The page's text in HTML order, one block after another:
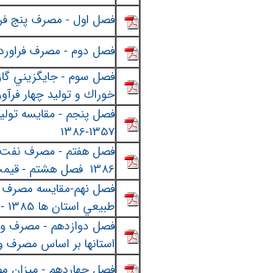
فصل اول - مصرف پنج فرآورده
فصل دوم - مصرف
خوراك و توليد چهار فرآورده
1357-1386
فصل هفتم - مصرف نفت
1386 فصل هشتم - قيمت جاري و ثابت پنج فرآورده هاي اصلي 1355-1386
طبيعي استان ها 1385 - 1386 فصل يازدهم - مصرف سوخت نيروگاههادر سال 1386
استانها بر اساس مصرف و